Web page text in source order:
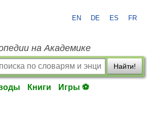
EN DE ES FR
на Академике
Найти!
Книги Игры ⚽